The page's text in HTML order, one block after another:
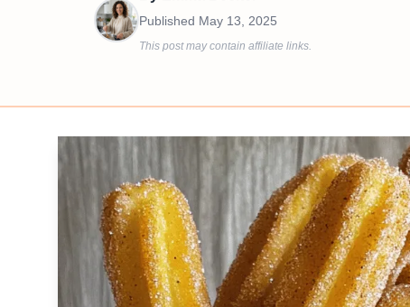
Published May 13, 2025
This post may contain affiliate links.